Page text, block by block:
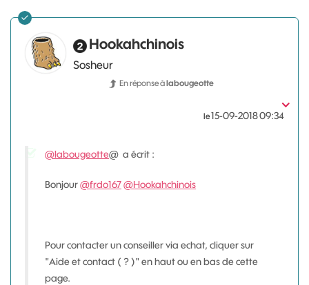
Hookahchinois
Sosheur
En réponse àlabougeotte
le‎15-09-201809:34
@labougeotte@ a écrit :
Bonjour@frdo167@Hookahchinois
Pour contacter un conseiller via echat, cliquer sur
"Aide et contact ( ? )" en haut ou en bas de cette
page.